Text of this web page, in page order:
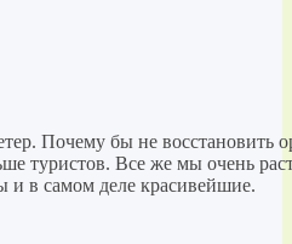
Почему бы не восстановить
туристов. Все же мы очень
и в самом деле красивейшие.